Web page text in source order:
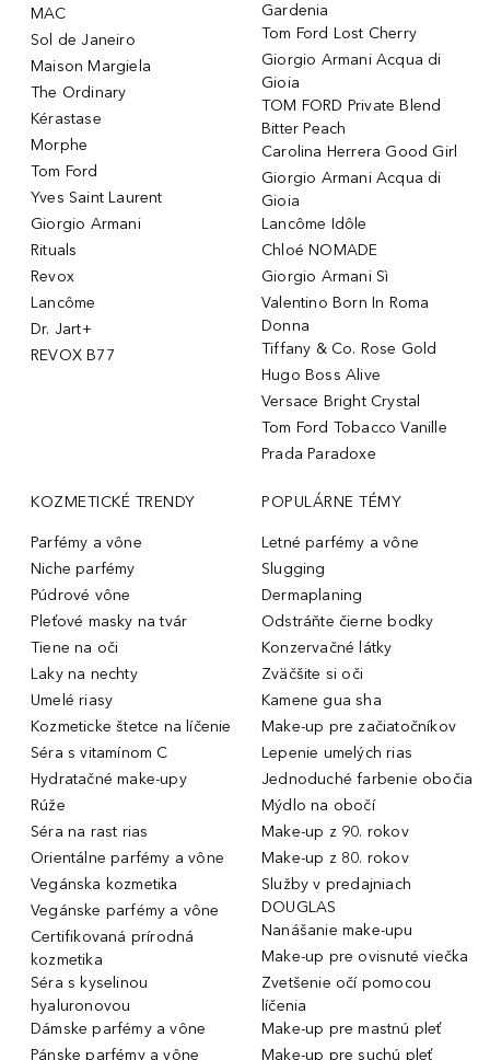
MAC
Sol de Janeiro
Maison Margiela
The Ordinary
Kérastase
Morphe
Tom Ford
Yves Saint Laurent
Giorgio Armani
Rituals
Revox
Lancôme
Dr. Jart+
REVOX B77
Gardenia
Tom Ford Lost Cherry
Giorgio Armani Acqua di
Gioia
TOM FORD Private Blend
Bitter Peach
Carolina Herrera Good Girl
Giorgio Armani Acqua di
Gioia
Lancôme Idôle
Chloé NOMADE
Giorgio Armani Sì
Valentino Born In Roma
Donna
Tiffany & Co. Rose Gold
Hugo Boss Alive
Versace Bright Crystal
Tom Ford Tobacco Vanille
Prada Paradoxe
KOZMETICKÉ TRENDY
Parfémy a vône
Niche parfémy
Púdrové vône
Pleťové masky na tvár
Tiene na oči
Laky na nechty
Umelé riasy
Kozmeticke štetce na líčenie
Séra s vitamínom C
Hydratačné make-upy
Rúže
Séra na rast rias
Orientálne parfémy a vône
Vegánska kozmetika
Vegánske parfémy a vône
Certifikovaná prírodná
kozmetika
Séra s kyselinou
hyaluronovou
Dámske parfémy a vône
Pánske parfémy a vône
POPULÁRNE TÉMY
Letné parfémy a vône
Slugging
Dermaplaning
Odstráňte čierne bodky
Konzervačné látky
Zväčšite si oči
Kamene gua sha
Make-up pre začiatočníkov
Lepenie umelých rias
Jednoduché farbenie obočia
Mýdlo na obočí
Make-up z 90. rokov
Make-up z 80. rokov
Služby v predajniach
DOUGLAS
Nanášanie make-upu
Make-up pre ovisnuté viečka
Zvetšenie očí pomocou
líčenia
Make-up pre mastnú pleť
Make-up pre suchú pleť